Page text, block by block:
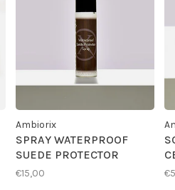
Ambiorix
SPRAY WATERPROOF
SUEDE PROTECTOR
€15,00